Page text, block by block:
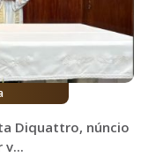
Diquattro, núncio
v...